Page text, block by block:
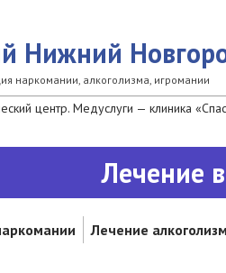
Нижний
наркомании, алкоголизма, игромании
центр. Медуслуги — клиника
Лечение
Лечение